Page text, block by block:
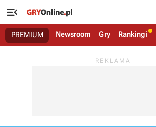

PREMIUM Newsroom Gry Rankingi